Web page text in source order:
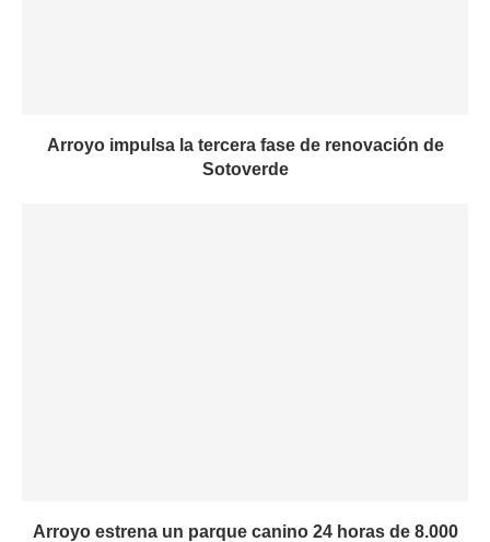
Arroyo impulsa la tercera fase de renovación de
Sotoverde
Arroyo estrena un parque canino 24 horas de 8.000